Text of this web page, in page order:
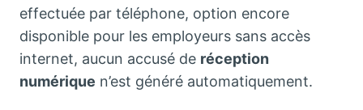
effectuée par téléphone, option encore
disponible pour les employeurs sans accès
internet, aucun accusé de réception
numérique n’est généré automatiquement.